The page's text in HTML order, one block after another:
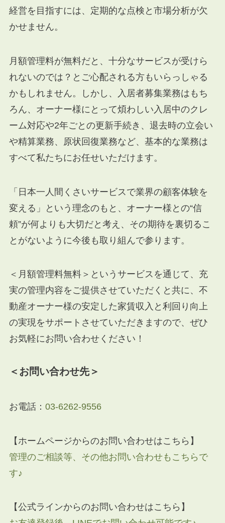
経営を目指すには、定期的な点検と市場分析が欠
かせません。
月額管理料が無料だと、十分なサービスが受けら
れないのでは？とご心配される方もいらっしゃる
かもしれません。しかし、入居者募集業務はもち
ろん、オーナー様にとって煩わしい入居中のクレ
ーム対応や2年ごとの更新手続き、退去時の立会い
や精算業務、原状回復業務など、基本的な業務は
すべて私たちにお任せいただけます。
「日本一人間くさいサービスで業界の顧客体験を
変える」という理念のもと、オーナー様との“信
頼”が何よりも大切だと考え、その期待を裏切るこ
とがないように今後も取り組んで参ります。
＜月額管理料無料＞というサービスを通じて、充
実の管理内容をご提供させていただくと共に、不
動産オーナー様の安定した家賃収入と利回り向上
の実現をサポートさせていただきますので、ぜひ
お気軽にお問い合わせください！
＜お問い合わせ先＞
お電話： 03-6262-9556
【ホームページからのお問い合わせはこちら】
管理のご相談等、その他お問い合わせもこちらで
す♪
【公式ラインからのお問い合わせはこちら】